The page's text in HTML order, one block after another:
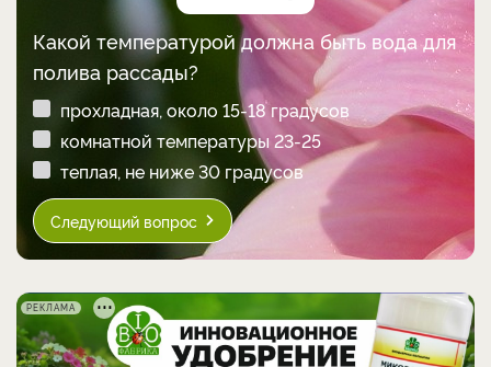
Какой температурой должна быть вода для
полива рассады?
прохладная, около 15-18 градусов
комнатной температуры 23-25
теплая, не ниже 30 градусов
Следующий вопрос
РЕКЛАМА